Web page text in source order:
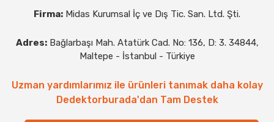
Firma: Midas Kurumsal İç ve Dış Tic. San. Ltd. Şti.
Adres: Bağlarbaşı Mah. Atatürk Cad. No: 136, D: 3. 34844,
Maltepe - İstanbul - Türkiye
Uzman yardımlarımız ile ürünleri tanımak daha kolay
Dedektorburada'dan Tam Destek